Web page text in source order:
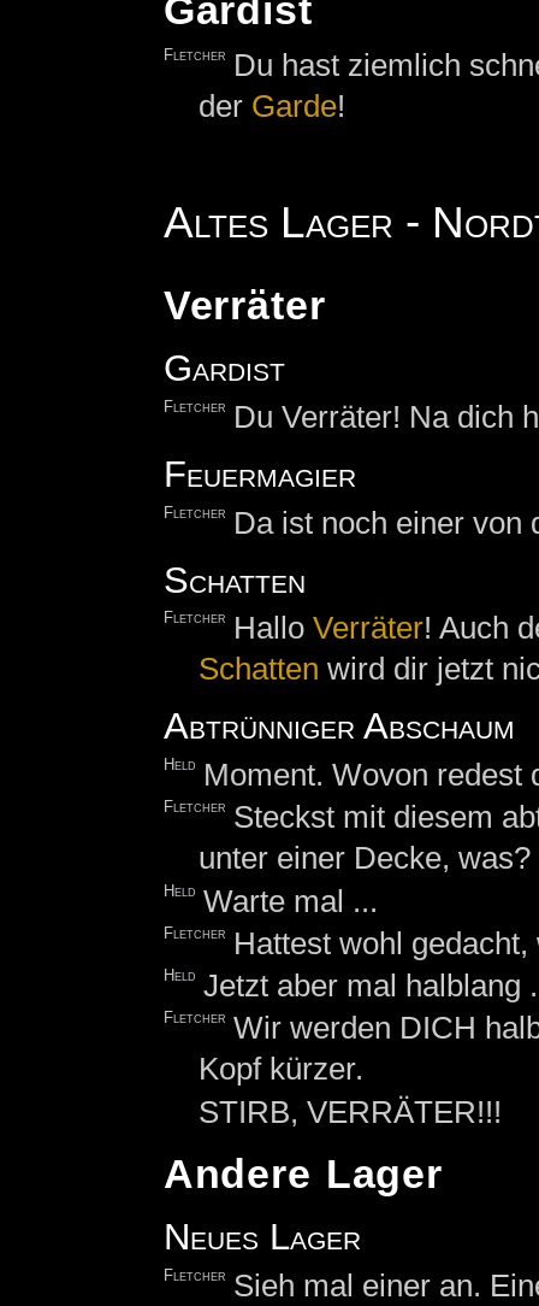
Gardist
Fletcher
Du hast ziemlich
der Garde!
Altes Lager -
Verräter
Gardist
Fletcher Du Verräter! Na dich
Feuermagier
Fletcher Da ist noch einer
Schatten
Fletcher HalloVerräter! Auch
Schatten wird dir jetzt
Abtrünniger Abschaum
Held Moment. Wovon redest
Fletcher Steckst mit diesem
unter einer Decke, was?
Held Warte mal ...
Fletcher Hattest wohl
Held Jetzt aber mal halblang
Fletcher Wir werden DICH
Kopf kürzer.
STIRB, VERRÄTER!!!
Andere Lager
Neues Lager
Fletcher Sieh mal einer an.